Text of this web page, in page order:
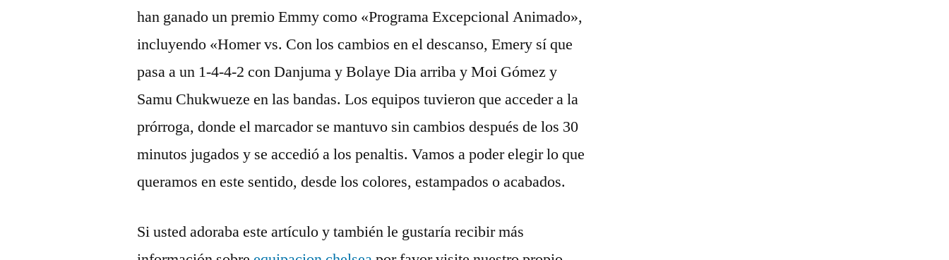
han ganado un premio Emmy como «Programa Excepcional Animado»,
incluyendo «Homer vs. Con los cambios en el descanso, Emery sí que
pasa a un 1-4-4-2 con Danjuma y Bolaye Dia arriba y Moi Gómez y
Samu Chukwueze en las bandas. Los equipos tuvieron que acceder a la
prórroga, donde el marcador se mantuvo sin cambios después de los 30
minutos jugados y se accedió a los penaltis. Vamos a poder elegir lo que
queramos en este sentido, desde los colores, estampados o acabados.
Si usted adoraba este artículo y también le gustaría recibir más